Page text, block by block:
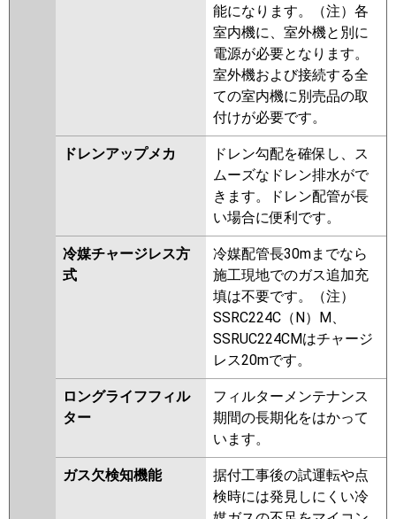
能になります。（注）各
室内機に、室外機と別に
電源が必要となります。
室外機および接続する全
ての室内機に別売品の取
付けが必要です。
ドレンアップメカ
ドレン勾配を確保し、ス
ムーズなドレン排水がで
きます。ドレン配管が長
い場合に便利です。
冷媒チャージレス方
式
冷媒配管長30mまでなら
施工現地でのガス追加充
填は不要です。（注）
SSRC224C（N）M、
SSRUC224CMはチャージ
レス20mです。
ロングライフフィル
ター
フィルターメンテナンス
期間の長期化をはかって
います。
ガス欠検知機能
据付工事後の試運転や点
検時には発見しにくい冷